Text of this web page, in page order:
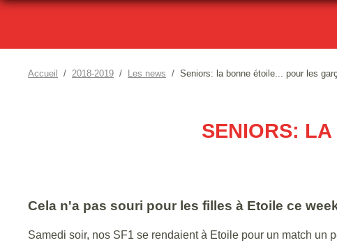
Accueil 2018-2019 Les news Seniors: la bonne étoile... pour les
SENIORS:
Cela n'a pas souri pour les filles à Etoile ce
Samedi soir, nos SF1 se rendaient à Etoile pour un match un